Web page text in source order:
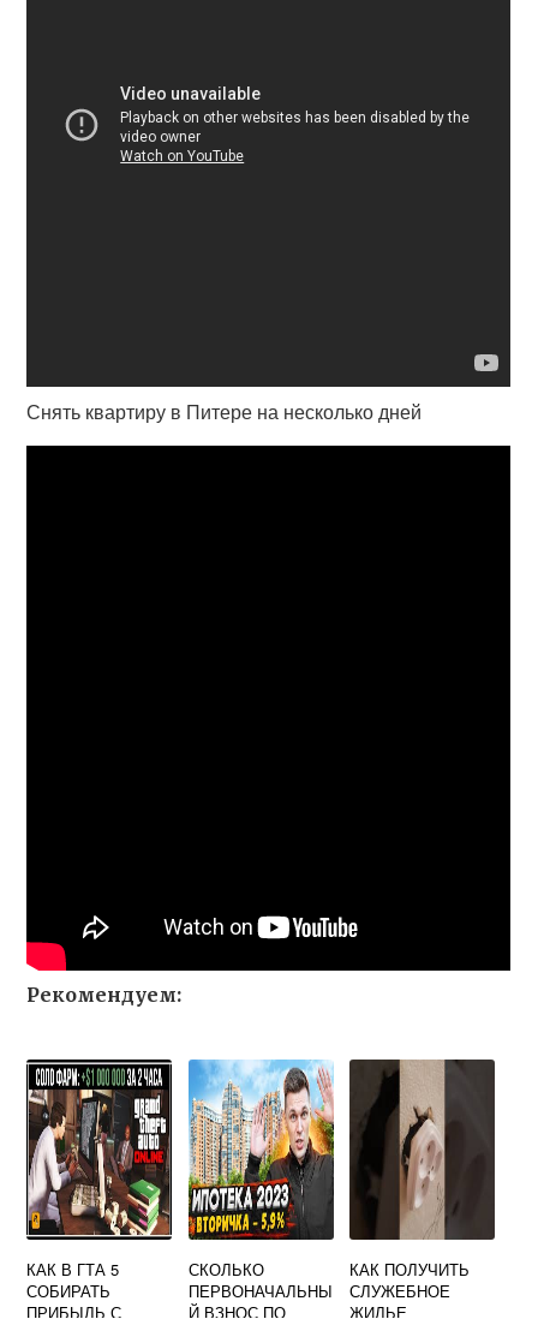
Снять квартиру в Питере на несколько дней
Рекомендуем:
КАК В ГТА 5
СОБИРАТЬ
ПРИБЫЛЬ С
СКОЛЬКО
ПЕРВОНАЧАЛЬНЫ
Й ВЗНОС ПО
КАК ПОЛУЧИТЬ
СЛУЖЕБНОЕ
ЖИЛЬЕ